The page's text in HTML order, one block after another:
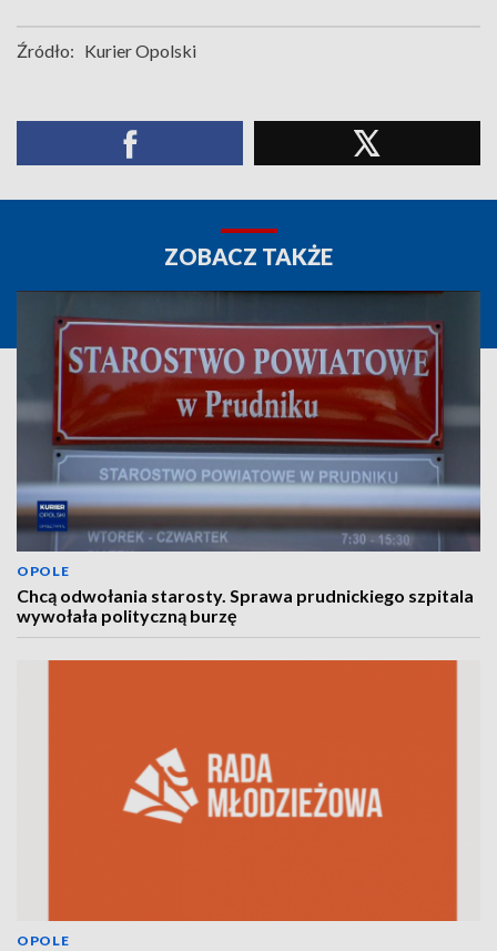
Źródło: Kurier Opolski
ZOBACZ TAKŻE
OPOLE
Chcą odwołania starosty. Sprawa prudnickiego szpitala
wywołała polityczną burzę
OPOLE